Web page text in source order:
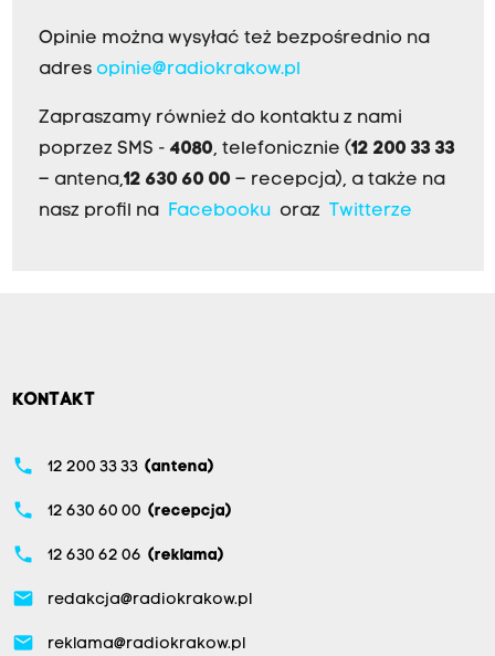
Opinie można wysyłać też bezpośrednio na
adres opinie@radiokrakow.pl
Zapraszamy również do kontaktu z nami
poprzez SMS - 4080, telefonicznie (12 200 33 33
– antena,12 630 60 00 – recepcja), a także na
nasz profil na
Facebookuoraz Twitterze
KONTAKT
phone 12 200 33 33 (antena)
phone 12 630 60 00 (recepcja)
phone 12 630 62 06 (reklama)
email redakcja@radiokrakow.pl
email reklama@radiokrakow.pl